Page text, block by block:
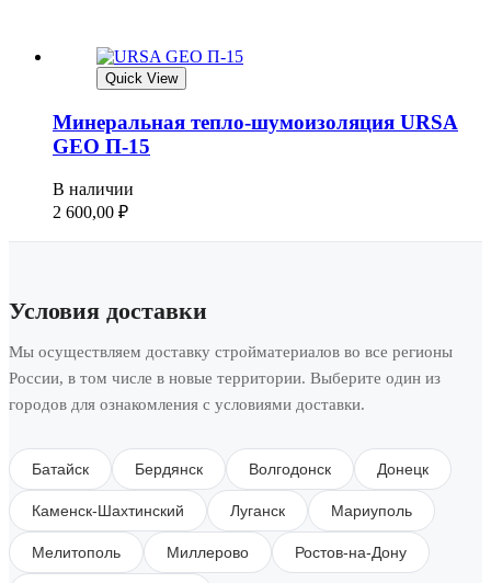
Quick View
Минеральная тепло-шумоизоляция URSA
GEO П-15
В наличии
2 600,00 ₽
Условия доставки
Мы осуществляем доставку стройматериалов во все регионы
России, в том числе в новые территории. Выберите один из
городов для ознакомления с условиями доставки.
Батайск Бердянск Волгодонск Донецк
Каменск-Шахтинский Луганск Мариуполь
Мелитополь Миллерово Ростов-на-Дону